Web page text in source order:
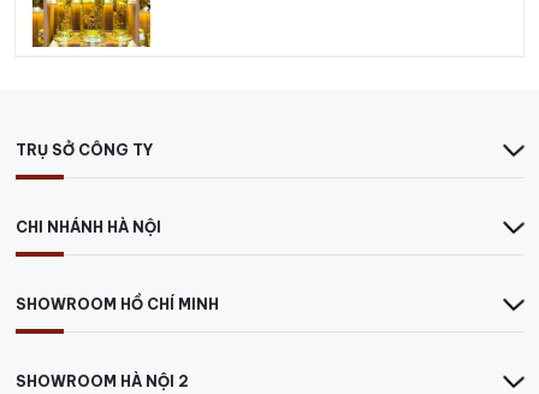
TRỤ SỞ CÔNG TY
CHI NHÁNH HÀ NỘI
SHOWROOM HỒ CHÍ MINH
SHOWROOM HÀ NỘI 2